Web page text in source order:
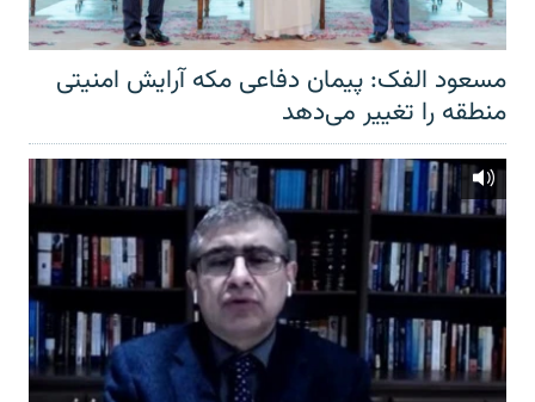
مسعود الفک: پیمان دفاعی مکه آرایش امنیتی
منطقه را تغییر می‌دهد